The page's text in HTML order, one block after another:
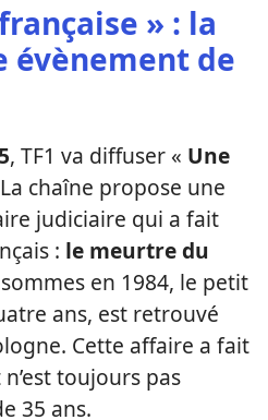
» : la
évènement de
, TF1 va diffuser « Une
chaîne propose une
judiciaire qui a fait
: le meurtre du
en 1984, le petit
ans, est retrouvé
Cette affaire a fait
toujours pas
35 ans.